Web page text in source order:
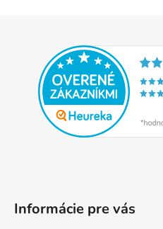
Informácie pre vás